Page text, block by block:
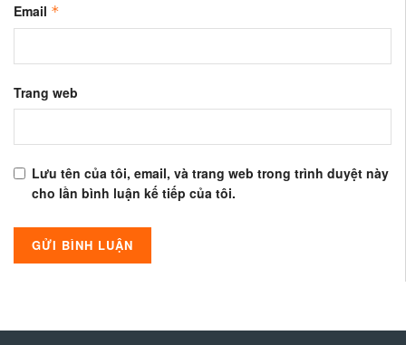
Email *
Trang web
Lưu tên của tôi, email, và trang web trong trình duyệt này
cho lần bình luận kế tiếp của tôi.